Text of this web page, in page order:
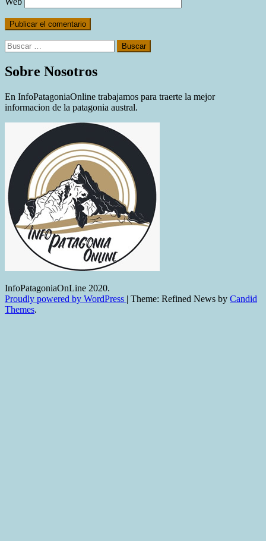
Buscar:
Sobre Nosotros
En InfoPatagoniaOnline trabajamos para traerte la mejor
informacion de la patagonia austral.
InfoPatagoniaOnLine 2020.
Proudly powered by WordPress | Theme: Refined News by Candid
Themes.